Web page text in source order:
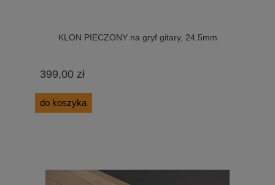
KLON PIECZONY na gryf gitary, 24.5mm
399,00 zł
do koszyka